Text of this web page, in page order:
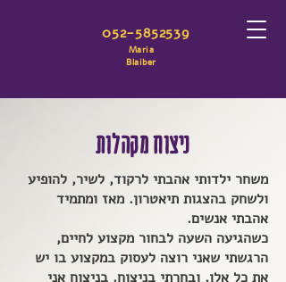
052-5852539
Maria
Blaiber
ניצוח מקהלות
משחר ילדותי אהבתי לרקוד, לשיר, להופיע
ולשחק בהצגות תיאטרון. מאז ומתמיד
אהבתי אנשים.
כשהגיעה השעה לבחור מקצוע לחיים,
הרגשתי שאני רוצה לעסוק במקצוע בו יש
את כל אלו, ובחרתי בניצוח. בניצוח אני